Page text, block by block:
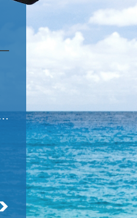
與國家公園有約-優游潮間
115年08月